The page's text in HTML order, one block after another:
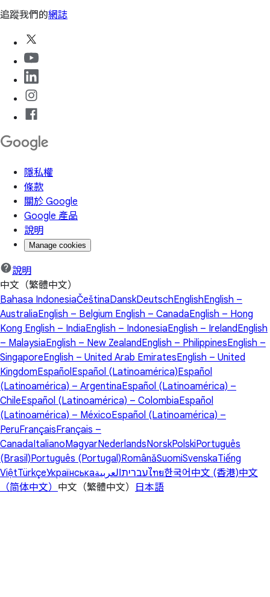
追蹤我們的網誌
隱私權
條款
關於 Google
Google 產品
說明
Manage cookies
說明
中文（繁體中文）
Bahasa IndonesiaČeštinaDanskDeutschEnglishEnglish –
AustraliaEnglish – Belgium English – CanadaEnglish – Hong
Kong English – IndiaEnglish – IndonesiaEnglish – IrelandEnglish
– MalaysiaEnglish – New ZealandEnglish – PhilippinesEnglish –
SingaporeEnglish – United Arab EmiratesEnglish – United
KingdomEspañolEspañol (Latinoamérica)Español
(Latinoamérica) – ArgentinaEspañol (Latinoamérica) –
ChileEspañol (Latinoamérica) – ColombiaEspañol
(Latinoamérica) – MéxicoEspañol (Latinoamérica) –
PeruFrançaisFrançais –
CanadaItalianoMagyarNederlandsNorskPolskiPortuguês
(Brasil)Português (Portugal)RomânăSuomiSvenskaTiếng
ViệtTürkçeУкраїнська עבריתالعربية ไทย한국어 中文 (香港)中文
（简体中文） 中文（繁體中文） 日本語